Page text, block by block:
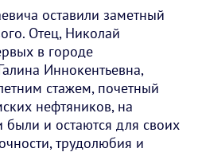
оставили заметный
Отец, Николай
в городе
Иннокентьевна,
стажем, почетный
нефтяников, на
и остаются для своих
трудолюбия и